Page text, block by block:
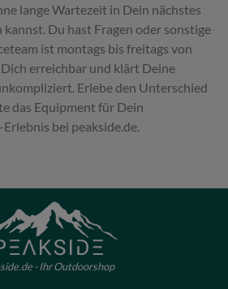
lange Wartezeit in Dein nächstes
Du hast Fragen oder sonstige
ist montags bis freitags von
erreichbar und klärt Deine
Erlebe den Unterschied
das Equipment für Dein
bei peakside.de.
- Ihr Outdoorshop